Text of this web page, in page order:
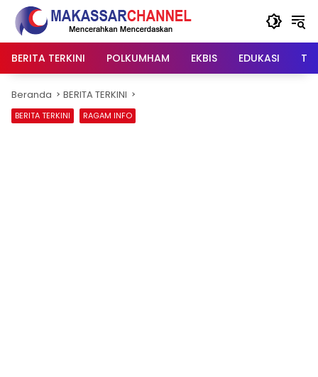
Langsung
konten
BERITA TERKINI
POLKUMHAM EKBIS EDUKASI
Beranda BERITA TERKINI
BERITA TERKINI RAGAM INFO